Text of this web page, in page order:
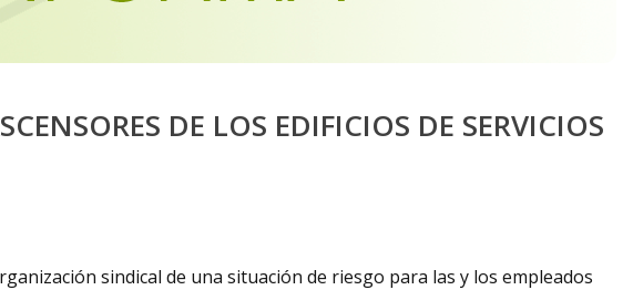
DE LOS EDIFICIOS DE SERVICIOS
sindical de una situación de riesgo para las y los empleados